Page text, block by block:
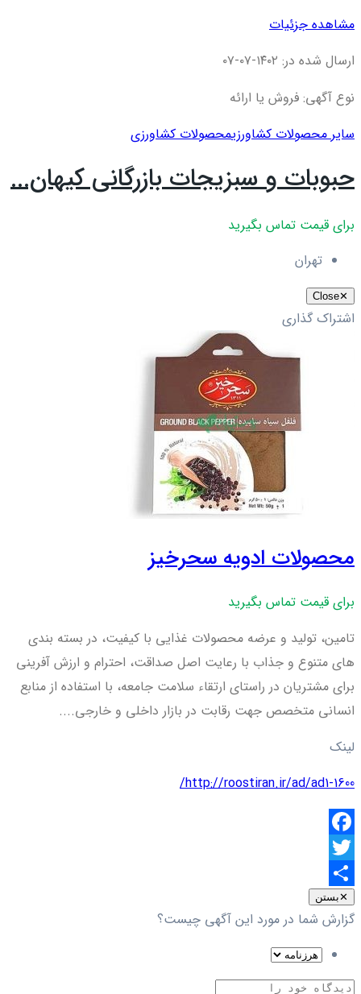
مشاهده جزئیات
ارسال شده در: ۱۴۰۲-۰۷-۰۷
نوع آگهی: فروش یا ارائه
سایر محصولات کشاورزیمحصولات کشاورزی
حبوبات و سبزیجات بازرگانی کیهان...
برای قیمت تماس بگیرید
تهران
✕
Close
اشتراک گذاری
محصولات ادویه سحرخیز
برای قیمت تماس بگیرید
تامین، تولید و عرضه محصولات غذایی با کیفیت، در بسته بندی
های متنوع و جذاب با رعایت اصل صداقت، احترام و ارزش آفرینی
برای مشتریان در راستای ارتقاء سلامت جامعه، با استفاده از منابع
انسانی متخصص جهت رقابت در بازار داخلی و خارجی....
لینک
http://roostiran.ir/ad/ad1-1600/
Facebook
Twitter
اشتراک
گذاری
✕بستن
گزارش شما در مورد این آگهی چیست؟